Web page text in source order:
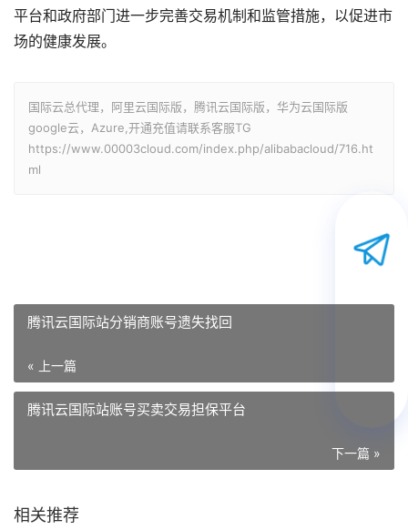
平台和政府部门进一步完善交易机制和监管措施，以促进市
场的健康发展。
国际云总代理，阿里云国际版，腾讯云国际版，华为云国际版
google云，Azure,开通充值请联系客服TG
https://www.00003cloud.com/index.php/alibabacloud/716.ht
ml
腾讯云国际站分销商账号遗失找回
« 上一篇
腾讯云国际站账号买卖交易担保平台
下一篇 »
相关推荐